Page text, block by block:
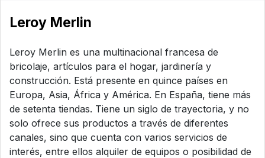
Leroy Merlin
Leroy Merlin es una multinacional francesa de
bricolaje, artículos para el hogar, jardinería y
construcción. Está presente en quince países en
Europa, Asia, África y América. En España, tiene más
de setenta tiendas. Tiene un siglo de trayectoria, y no
solo ofrece sus productos a través de diferentes
canales, sino que cuenta con varios servicios de
interés, entre ellos alquiler de equipos o posibilidad de